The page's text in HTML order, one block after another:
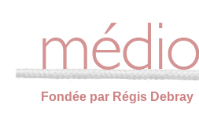
Fondée par Régis Debray